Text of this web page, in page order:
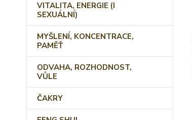
VITALITA, ENERGIE (I
SEXUÁLNÍ)
MYŠLENÍ, KONCENTRACE,
PAMĚŤ
ODVAHA, ROZHODNOST,
VŮLE
ČAKRY